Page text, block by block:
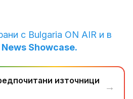
с Bulgaria ON AIR и в
Showcase.
източници
→